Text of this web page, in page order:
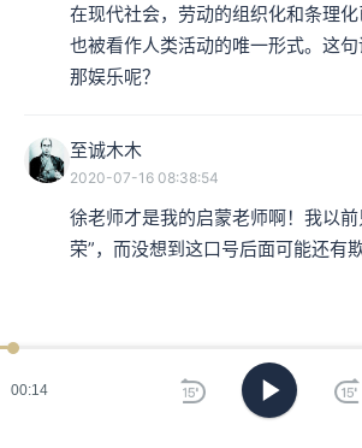
00:15
在现代社会，劳动的组织化和条理化
也被看作人类活动的唯一形式。这句
那娱乐呢？
至诚木木
2020-07-16 08:38:54
徐老师才是我的启蒙老师啊！我以
荣”，而没想到这口号后面可能还有欺